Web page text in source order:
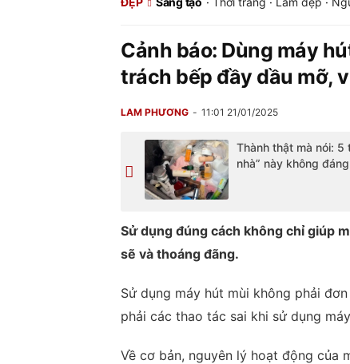
Cảnh báo: Dùng máy
trách bếp đầy dầu mỡ,
LAM PHƯƠNG 11:01 21/01/2025
Thành thật mà nói: 5
nhà” này không
Sử dụng đúng cách không chỉ giúp
sẽ và thoáng đãng.
Sử dụng máy hút mùi không phải
phải các thao tác sai khi sử dụng
Về cơ bản, nguyên lý hoạt động của